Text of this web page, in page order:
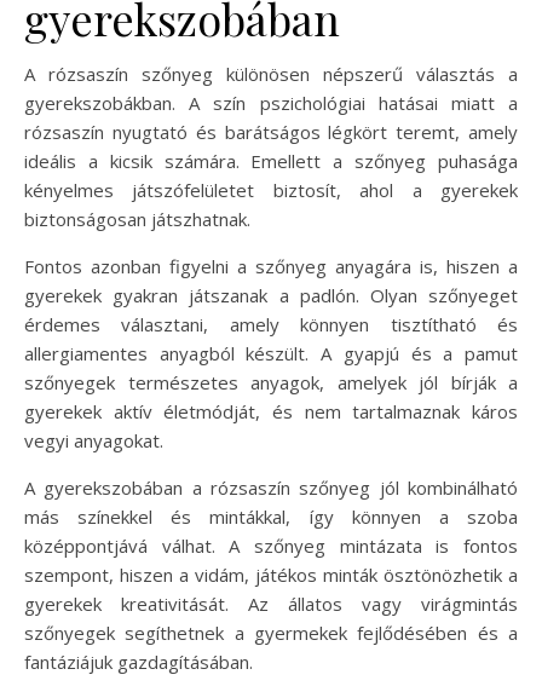
gyerekszobában
A rózsaszín szőnyeg különösen népszerű választás a
gyerekszobákban. A szín pszichológiai hatásai miatt a
rózsaszín nyugtató és barátságos légkört teremt, amely
ideális a kicsik számára. Emellett a szőnyeg puhasága
kényelmes játszófelületet biztosít, ahol a gyerekek
biztonságosan játszhatnak.
Fontos azonban figyelni a szőnyeg anyagára is, hiszen a
gyerekek gyakran játszanak a padlón. Olyan szőnyeget
érdemes választani, amely könnyen tisztítható és
allergiamentes anyagból készült. A gyapjú és a pamut
szőnyegek természetes anyagok, amelyek jól bírják a
gyerekek aktív életmódját, és nem tartalmaznak káros
vegyi anyagokat.
A gyerekszobában a rózsaszín szőnyeg jól kombinálható
más színekkel és mintákkal, így könnyen a szoba
középpontjává válhat. A szőnyeg mintázata is fontos
szempont, hiszen a vidám, játékos minták ösztönözhetik a
gyerekek kreativitását. Az állatos vagy virágmintás
szőnyegek segíthetnek a gyermekek fejlődésében és a
fantáziájuk gazdagításában.